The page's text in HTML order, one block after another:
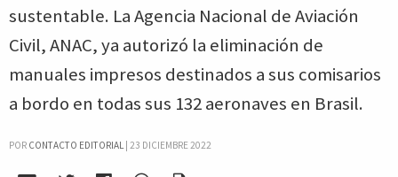
sustentable. La Agencia Nacional de Aviación
Civil, ANAC, ya autorizó la eliminación de
manuales impresos destinados a sus comisarios
a bordo en todas sus 132 aeronaves en Brasil.
POR CONTACTO EDITORIAL| 23 DICIEMBRE 2022